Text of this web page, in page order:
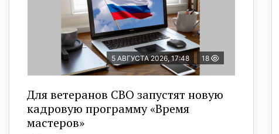
5 АВГУСТА 2026, 17:48 18
Для ветеранов СВО запустят новую
кадровую программу «Время
мастеров»